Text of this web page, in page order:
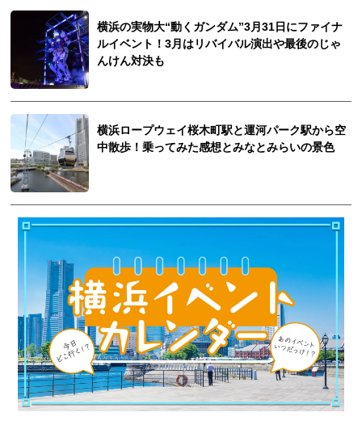
横浜の実物大“動くガンダム”3月31日にファイナ
ルイベント！3月はリバイバル演出や最後のじゃ
んけん対決も
横浜ロープウェイ桜木町駅と運河パーク駅から空
中散歩！乗ってみた感想とみなとみらいの景色